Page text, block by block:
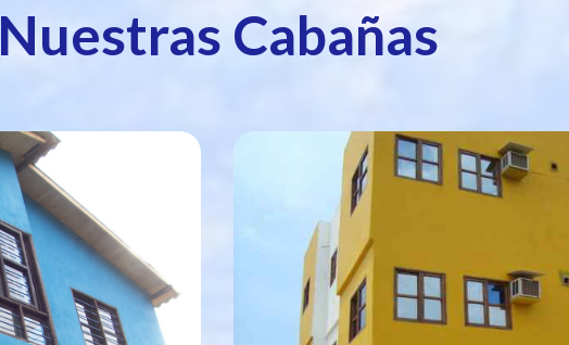
Nuestras Cabañas